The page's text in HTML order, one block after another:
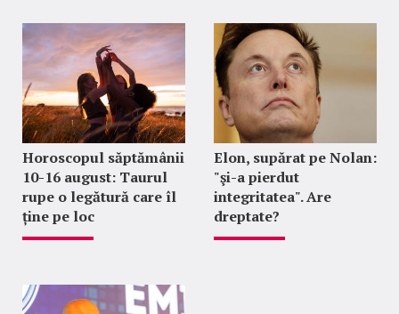
Horoscopul săptămânii
10-16 august: Taurul
rupe o legătură care îl
ține pe loc
Elon, supărat pe Nolan:
"şi-a pierdut
integritatea". Are
dreptate?